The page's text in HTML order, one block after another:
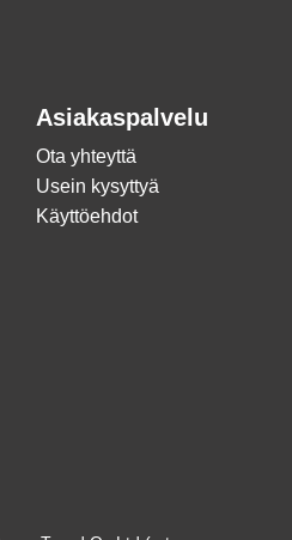
Asiakaspalvelu
Ota yhteyttä
Usein kysyttyä
Käyttöehdot